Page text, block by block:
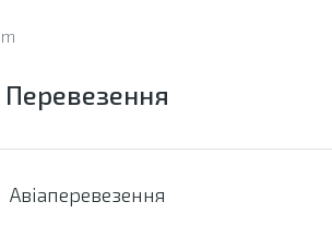
Перевезення
Авіаперевезення